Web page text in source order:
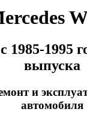
с 1985-1995
выпуска
и
автомобиля